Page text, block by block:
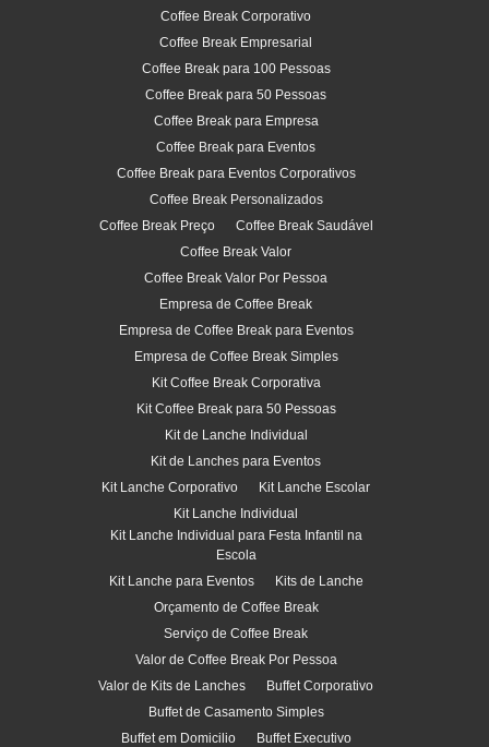
Coffee Break Corporativo
Coffee Break Empresarial
Coffee Break para 100 Pessoas
Coffee Break para 50 Pessoas
Coffee Break para Empresa
Coffee Break para Eventos
Coffee Break para Eventos Corporativos
Coffee Break Personalizados
Coffee Break Preço
Coffee Break Saudável
Coffee Break Valor
Coffee Break Valor Por Pessoa
Empresa de Coffee Break
Empresa de Coffee Break para Eventos
Empresa de Coffee Break Simples
Kit Coffee Break Corporativa
Kit Coffee Break para 50 Pessoas
Kit de Lanche Individual
Kit de Lanches para Eventos
Kit Lanche Corporativo
Kit Lanche Escolar
Kit Lanche Individual
Kit Lanche Individual para Festa Infantil na
Escola
Kit Lanche para Eventos
Kits de Lanche
Orçamento de Coffee Break
Serviço de Coffee Break
Valor de Coffee Break Por Pessoa
Valor de Kits de Lanches
Buffet Corporativo
Buffet de Casamento Simples
Buffet em Domicilio
Buffet Executivo